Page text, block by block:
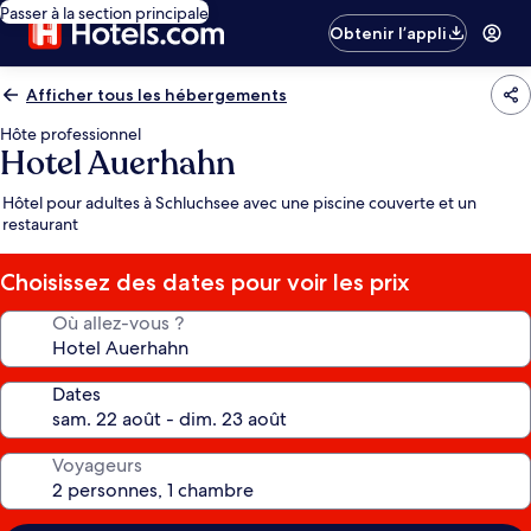
Passer à la section principale
Obtenir l’appli
Afficher tous les hébergements
Hôte professionnel
Hotel Auerhahn
Hôtel pour adultes à Schluchsee avec une piscine couverte et un
restaurant
Choisissez des dates pour voir les prix
Où allez-vous ?
Dates
Voyageurs